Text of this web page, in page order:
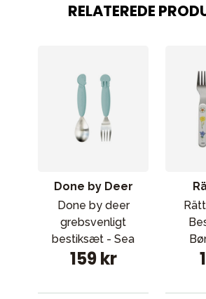
RELATEREDE
Done by Deer
Done by deer
grebsvenligt
bestiksæt - Sea
friends Blue
159 kr